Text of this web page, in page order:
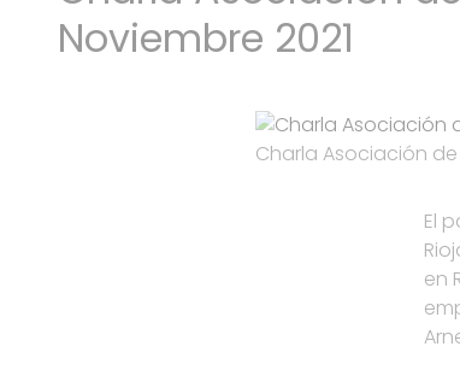
Noviembre 2021
Charla Asociación de
El
en